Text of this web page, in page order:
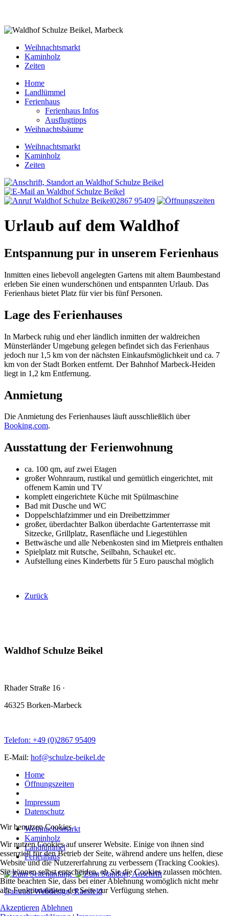
Weihnachtsmarkt
Kaminholz
Zeiten
Home
Landlümmel
Ferienhaus
Ferienhaus Infos
Ausflugtipps
Weihnachtsbäume
Weihnachtsmarkt
Kaminholz
Zeiten
02867 95409
Urlaub auf dem Waldhof
Entspannung pur in unserem Ferienhaus
Inmitten eines liebevoll angelegten Gartens mit altem Baumbestand
erleben Sie einen wunderschönen und entspannten Urlaub. Das
Ferienhaus bietet Platz für vier bis fünf Personen.
Lage des Ferienhauses
In Marbeck ruhig und eher ländlich inmitten der waldreichen
Münsterländer Umgebung gelegen befindet sich das Ferienhaus
jedoch nur 1,5 km von der nächsten Einkaufsmöglichkeit und ca. 7
km von der Stadt Borken entfernt. Der Bahnhof Marbeck-Heiden
liegt in 1,2 km Entfernung.
Anmietung
Die Anmietung des Ferienhauses läuft ausschließlich über
Booking.com.
Ausstattung der Ferienwohnung
ca. 100 qm, auf zwei Etagen
großer Wohnraum, rustikal und gemütlich eingerichtet, mit
offenem Kamin und TV
komplett eingerichtete Küche mit Spülmaschine
Bad mit Dusche und WC
Doppelschlafzimmer und ein Dreibettzimmer
großer, überdachter Balkon überdachte Gartenterrasse mit
Sitzecke, Grillplatz, Rasenfläche und Liegestühlen
Bettwäsche und alle Nebenkosten sind im Mietpreis enthalten
Spielplatz mit Rutsche, Seilbahn, Schaukel etc.
Aufstellung eines Kinderbetts für 5 Euro pauschal möglich
Zurück
Waldhof Schulze Beikel
Rhader Straße 16 ·
46325 Borken-Marbeck
Telefon: +49 (0)2867 95409
E-Mail: hof@schulze-beikel.de
Home
Öffnungszeiten
Impressum
Datenschutz
Weihnachtsmarkt
Kaminholz
Landlümmel
Ferienhaus
Gamradt Webdesign, Raesfeld
Wir benutzen Cookies
Wir nutzen Cookies auf unserer Website. Einige von ihnen sind
essenziell für den Betrieb der Seite, während andere uns helfen, diese
Website und die Nutzererfahrung zu verbessern (Tracking Cookies).
Sie können selbst entscheiden, ob Sie die Cookies zulassen möchten.
Bitte beachten Sie, dass bei einer Ablehnung womöglich nicht mehr
alle Funktionalitäten der Seite zur Verfügung stehen.
Akzeptieren Ablehnen